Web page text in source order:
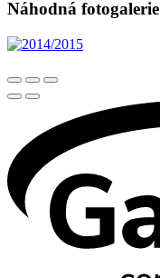
Náhodná fotogalerie